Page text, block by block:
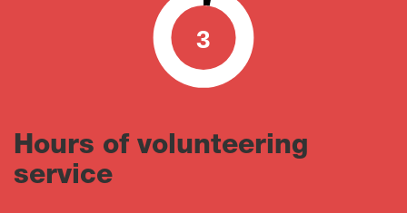
3
0 100
Hours of volunteering
service